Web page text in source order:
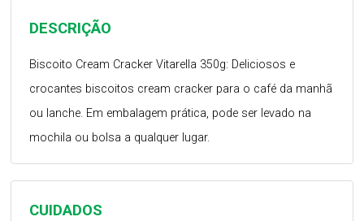
CUIDADOS
DESCRIÇÃO
Biscoito Cream Cracker Vitarella 350g: Deliciosos e
crocantes biscoitos cream cracker para o café da manhã
ou lanche. Em embalagem prática, pode ser levado na
mochila ou bolsa a qualquer lugar.